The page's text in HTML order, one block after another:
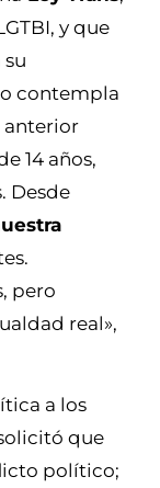
y que
su
contempla
anterior
14 años,
Desde
pero
real»,
a los
que
político;